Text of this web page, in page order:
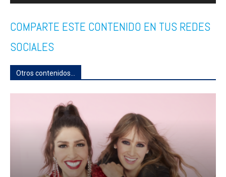
audio
COMPARTE ESTE CONTENIDO EN TUS REDES
SOCIALES
Otros contenidos...